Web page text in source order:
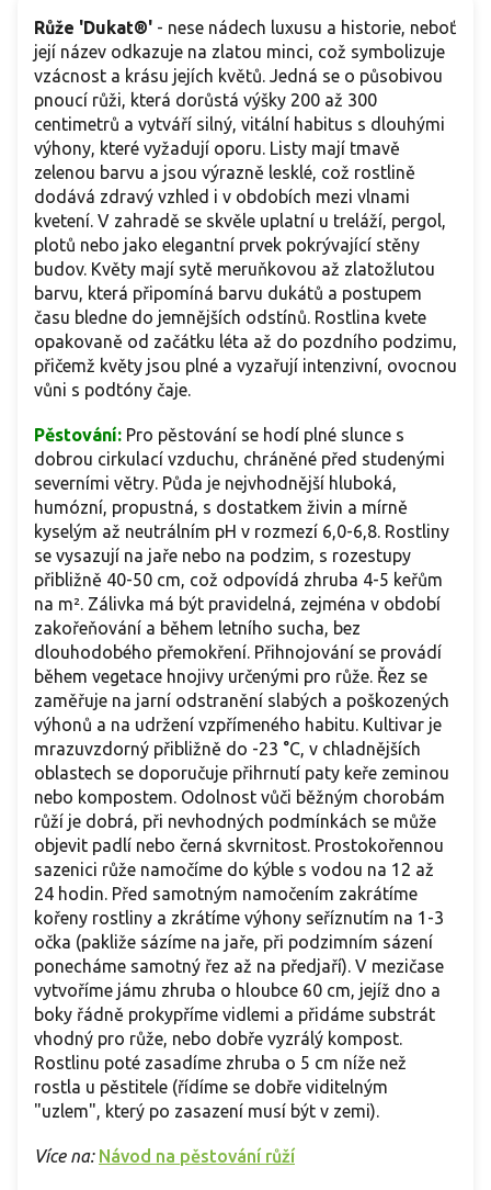
Růže 'Dukat®' - nese nádech luxusu a historie, neboť
její název odkazuje na zlatou minci, což symbolizuje
vzácnost a krásu jejích květů. Jedná se o působivou
pnoucí růži, která dorůstá výšky 200 až 300
centimetrů a vytváří silný, vitální habitus s dlouhými
výhony, které vyžadují oporu. Listy mají tmavě
zelenou barvu a jsou výrazně lesklé, což rostlině
dodává zdravý vzhled i v obdobích mezi vlnami
kvetení. V zahradě se skvěle uplatní u treláží, pergol,
plotů nebo jako elegantní prvek pokrývající stěny
budov. Květy mají sytě meruňkovou až zlatožlutou
barvu, která připomíná barvu dukátů a postupem
času bledne do jemnějších odstínů. Rostlina kvete
opakovaně od začátku léta až do pozdního podzimu,
přičemž květy jsou plné a vyzařují intenzivní, ovocnou
vůni s podtóny čaje.
Pěstování: Pro pěstování se hodí plné slunce s
dobrou cirkulací vzduchu, chráněné před studenými
severními větry. Půda je nejvhodnější hluboká,
humózní, propustná, s dostatkem živin a mírně
kyselým až neutrálním pH v rozmezí 6,0-6,8. Rostliny
se vysazují na jaře nebo na podzim, s rozestupy
přibližně 40-50 cm, což odpovídá zhruba 4-5 keřům
na m². Zálivka má být pravidelná, zejména v období
zakořeňování a během letního sucha, bez
dlouhodobého přemokření. Přihnojování se provádí
během vegetace hnojivy určenými pro růže. Řez se
zaměřuje na jarní odstranění slabých a poškozených
výhonů a na udržení vzpřímeného habitu. Kultivar je
mrazuvzdorný přibližně do -23 °C, v chladnějších
oblastech se doporučuje přihrnutí paty keře zeminou
nebo kompostem. Odolnost vůči běžným chorobám
růží je dobrá, při nevhodných podmínkách se může
objevit padlí nebo černá skvrnitost. Prostokořennou
sazenici růže namočíme do kýble s vodou na 12 až
24 hodin. Před samotným namočením zakrátíme
kořeny rostliny a zkrátíme výhony seříznutím na 1-3
očka (pakliže sázíme na jaře, při podzimním sázení
ponecháme samotný řez až na předjaří). V mezičase
vytvoříme jámu zhruba o hloubce 60 cm, jejíž dno a
boky řádně prokypříme vidlemi a přidáme substrát
vhodný pro růže, nebo dobře vyzrálý kompost.
Rostlinu poté zasadíme zhruba o 5 cm níže než
rostla u pěstitele (řídíme se dobře viditelným
"uzlem", který po zasazení musí být v zemi).
Více na: Návod na pěstování růží